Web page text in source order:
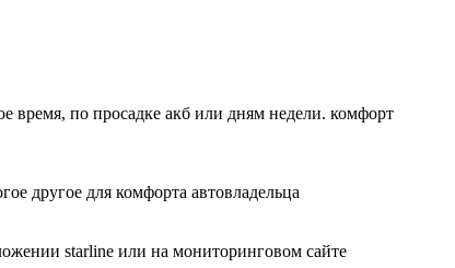
время, по просадке акб или дням недели. комфорт
другое для комфорта автовладельца
starline или на мониторинговом сайте